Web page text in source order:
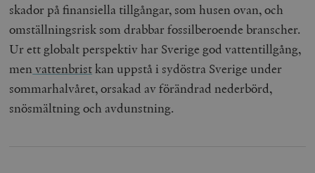
skador på finansiella tillgångar, som husen ovan, och
omställningsrisk som drabbar fossilberoende branscher.
Ur ett globalt perspektiv har Sverige god vattentillgång,
menvattenbristkan uppstå i sydöstra Sverige under
sommarhalvåret, orsakad av förändrad nederbörd,
snösmältning och avdunstning.